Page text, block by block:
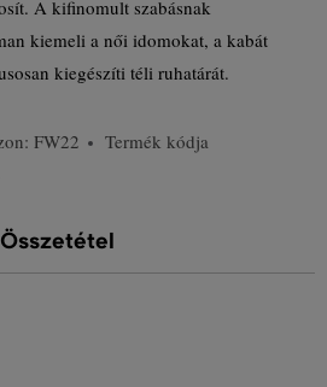
A kifinomult szabásnak
kiemeli a női idomokat, a kabát
kiegészíti téli ruhatárát.
FW22
Termék kódja
Összetétel